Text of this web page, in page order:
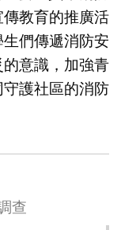
教育的推廣活
們傳遞消防安
意識，加強青
護社區的消防
查